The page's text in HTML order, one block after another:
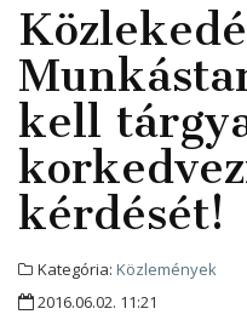
kell
kérdését!
Kategória: Közlemények
2016.06.02. 11:21